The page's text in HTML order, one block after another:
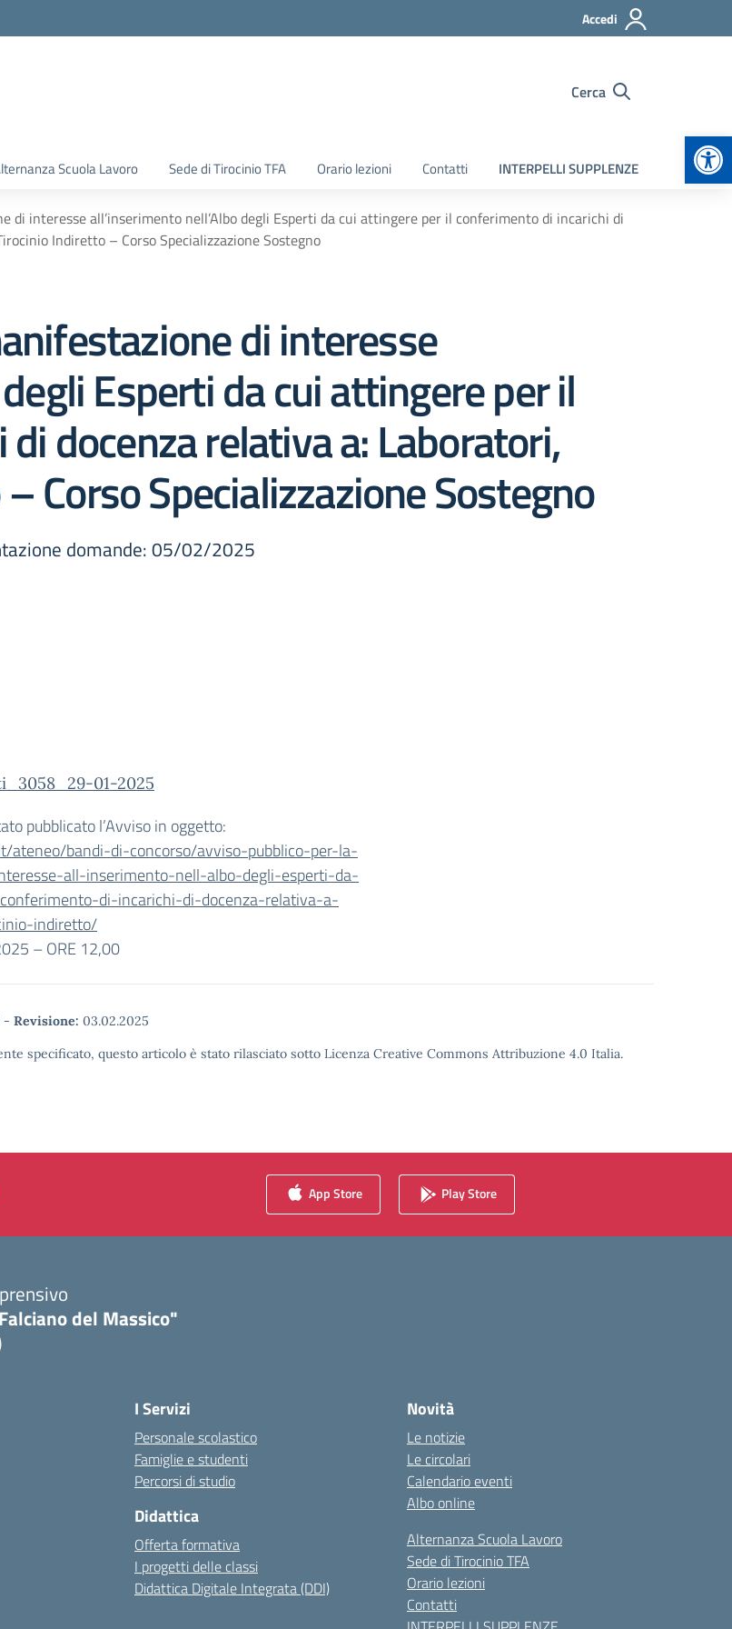
Accedi
Cerca
Scuola Lavoro Sede di Tirocinio TFA Orario lezioni Contatti INTERPELLI SUPPLENZE
di interesse all’inserimento nell’Albo degli Esperti da cui attingere per il conferimento di incarichi di
Indiretto – Corso Specializzazione Sostegno
di interesse
Esperti da cui attingere per il
docenza relativa a: Laboratori,
Corso Specializzazione Sostegno
domande: 05/02/2025
01-2025
pubblicato l’Avviso in oggetto:
ateneo/bandi-di-concorso/avviso-pubblico-per-la-
all-inserimento-nell-albo-degli-esperti-da-
di-incarichi-di-docenza-relativa-a-
indiretto/
– ORE 12,00
- Revisione: 03.02.2025
specificato, questo articolo è stato rilasciato sotto Licenza Creative Commons Attribuzione 4.0 Italia.
App Store Play Store
del Massico"
I Servizi
Personale scolastico
Famiglie e studenti
Percorsi di studio
Didattica
Offerta formativa
I progetti delle classi
Didattica Digitale Integrata (DDI)
Novità
Le notizie
Le circolari
Calendario eventi
Albo online
Alternanza Scuola Lavoro
Sede di Tirocinio TFA
Orario lezioni
Contatti